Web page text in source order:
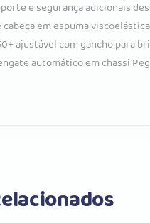
e segurança adicionais
em espuma
ajustável com gancho para
automático em chassi